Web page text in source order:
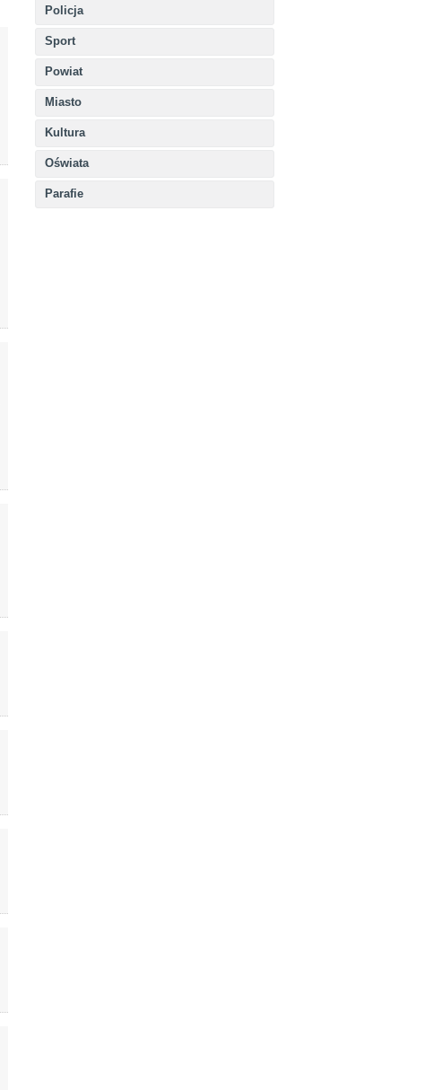
Policja
Sport
Powiat
Miasto
Kultura
Oświata
Parafie